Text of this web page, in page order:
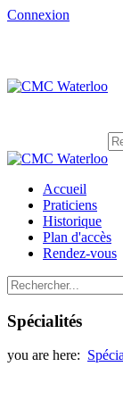
Connexion
Accueil
Praticiens
Historique
Plan d'accès
Rendez-vous
Spécialités
you are here: